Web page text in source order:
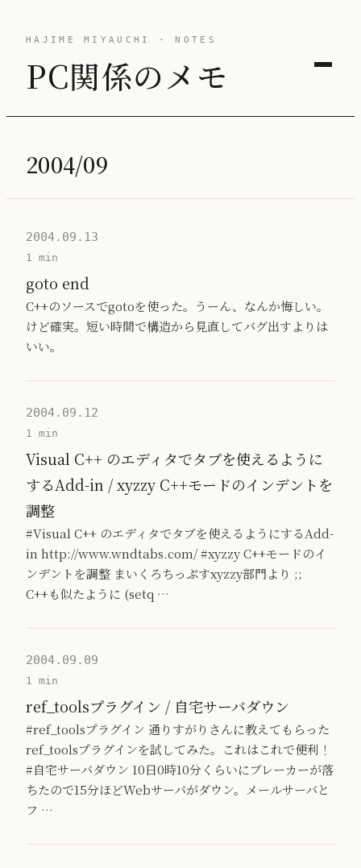
HAJIME MIYAUCHI · NOTES
PC関係のメモ
2004/09
2004.09.13
1 min
goto end
C++のソースでgotoを使った。うーん、なんか悔しい。
けど確実。短い時間で構造から見直してバグ出すよりは
いい。
2004.09.12
1 min
Visual C++ のエディタでタブを使えるように
するAdd-in / xyzzy C++モードのインデントを
調整
#Visual C++ のエディタでタブを使えるようにするAdd-
in http://www.wndtabs.com/ #xyzzy C++モードのイ
ンデントを調整 まいくろちっぷすxyzzy部門より ;;
C++も似たように (setq …
2004.09.09
1 min
ref_toolsプラグイン / 自宅サーバダウン
#ref_toolsプラグイン 通りすがりさんに教えてもらった
ref_toolsプラグインを試してみた。これはこれで便利！
#自宅サーバダウン 10日0時10分くらいにブレーカーが落
ちたので15分ほどWebサーバがダウン。メールサーバと
フ …